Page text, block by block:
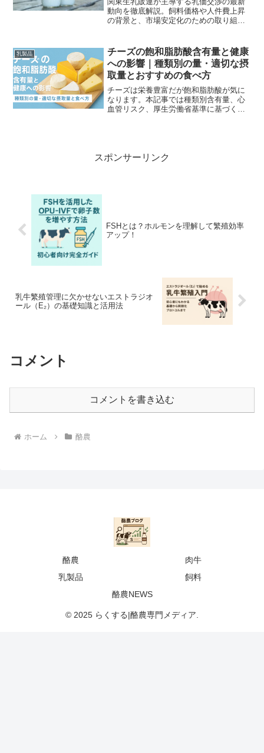
動向を徹底解説。飼料価格や人件費上昇
の背景と、市場安定化のための取り組み
乳製品
チーズの飽和脂肪酸含有量と健康
への影響｜種類別の量・適切な摂
取量とおすすめの食べ方
チーズは栄養豊富だが飽和脂肪酸が気に
なります。本記事では種類別含有量、心
血管リスク、厚生労働省基準に基づく摂
スポンサーリンク
FSHとは？ホルモンを理解して繁殖効率
アップ！
乳牛繁殖管理に欠かせないエストラジオ
ール（E₂）の基礎知識と活用法
コメント
コメントを書き込む
ホーム 酪農
酪農
肉牛
乳製品
飼料
酪農NEWS
© 2025 らくする|酪農専門メディア.